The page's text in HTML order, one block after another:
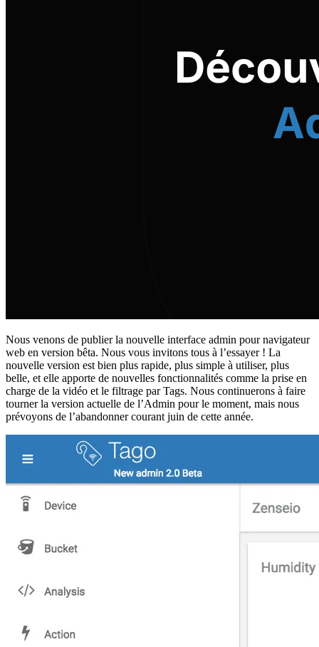
Nous venons de publier la nouvelle interface admin pour navigateur
web en version bêta. Nous vous invitons tous à l’essayer ! La
nouvelle version est bien plus rapide, plus simple à utiliser, plus
belle, et elle apporte de nouvelles fonctionnalités comme la prise en
charge de la vidéo et le filtrage par Tags. Nous continuerons à faire
tourner la version actuelle de l’Admin pour le moment, mais nous
prévoyons de l’abandonner courant juin de cette année.